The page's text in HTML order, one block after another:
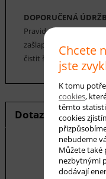
DOPORUČENÁ
Pravidelné vysávání
zašlapání do koberce.
čistit šamponováním.
Dotaz na produkt
E-mail *
Chcete
jste
K tomu
cookies,
těmto
cookies
nebudeme
Můžete také
nezbytnými
dodávají